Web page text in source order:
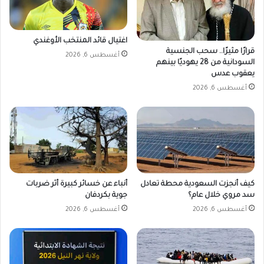
ج
ـ
.
و
م
م
ت
د
ة
ا
ل
م
ح
ا
و
ل
ل
د
قرارًا مثيرًا.. سحب الجنسية
السودانية من 28 يهوديًا بينهم
يعقوب عدس
أغسطس 6, 2026
اغتيال قائد المنتخب الأوغندي
أغسطس 6, 2026
كيف أنجزت السعودية محطة تعادل
سد مروي خلال عام؟
أغسطس 6, 2026
أنباء عن خسائر كبيرة أثر ضربات
جوية بكردفان
أغسطس 6, 2026